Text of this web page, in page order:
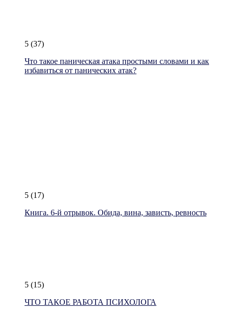
5 (37)
Что такое паническая атака простыми словами и как
избавиться от панических атак?
5 (17)
Книга. 6-й отрывок. Обида, вина, зависть, ревность
5 (15)
ЧТО ТАКОЕ РАБОТА ПСИХОЛОГА